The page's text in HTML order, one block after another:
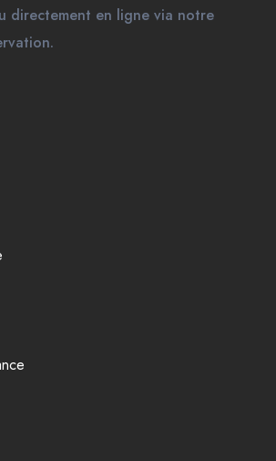
directement en ligne via notre